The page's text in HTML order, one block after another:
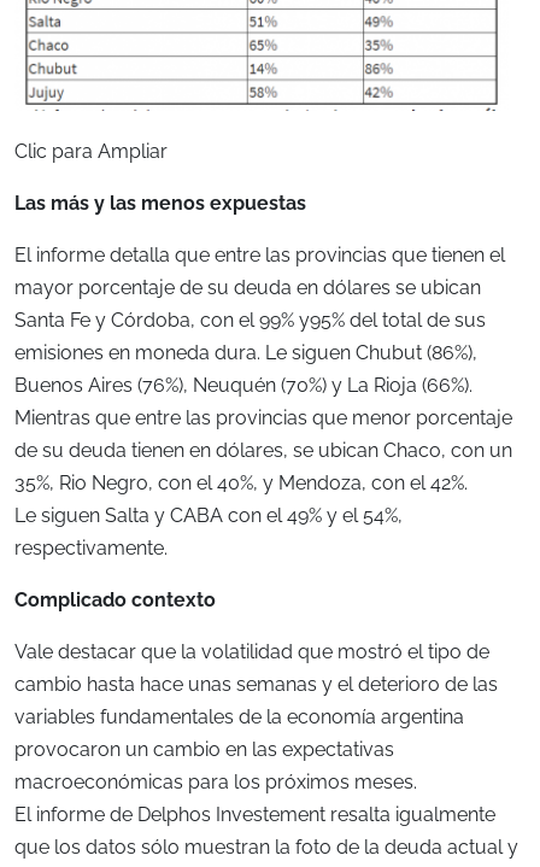
Clic para Ampliar
Las más y las menos expuestas
El informe detalla que entre las provincias que tienen el
mayor porcentaje de su deuda en dólares se ubican
Santa Fe y Córdoba, con el 99% y95% del total de sus
emisiones en moneda dura. Le siguen Chubut (86%),
Buenos Aires (76%), Neuquén (70%) y La Rioja (66%).
Mientras que entre las provincias que menor porcentaje
de su deuda tienen en dólares, se ubican Chaco, con un
35%, Rio Negro, con el 40%, y Mendoza, con el 42%.
Le siguen Salta y CABA con el 49% y el 54%,
respectivamente.
Complicado contexto
Vale destacar que la volatilidad que mostró el tipo de
cambio hasta hace unas semanas y el deterioro de las
variables fundamentales de la economía argentina
provocaron un cambio en las expectativas
macroeconómicas para los próximos meses.
El informe de Delphos Investement resalta igualmente
que los datos sólo muestran la foto de la deuda actual y